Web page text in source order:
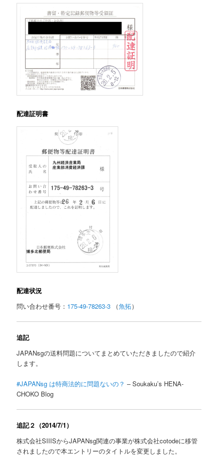
配達証明書
配達状況
問い合わせ番号： 175-49-78263-3 （魚拓）
追記
JAPANsgの送料問題についてまとめていただきましたので紹介
します。
#JAPANsg は特商法的に問題ないの？ – Soukaku’s HENA-
CHOKO Blog
追記２（2014/7/1）
株式会社SIIISからJAPANsg関連の事業が株式会社cotodeに移管
されましたので本エントリーのタイトルを変更しました。